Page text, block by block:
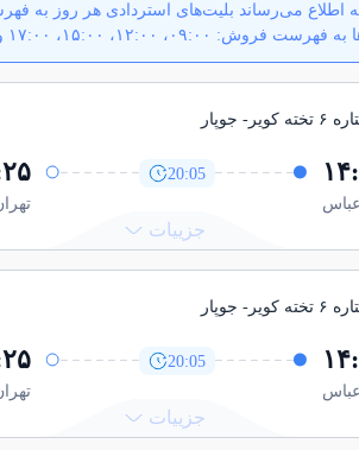
اطلاع می‌رساند بلیت‌های استردادی هر روز
۱۲:۰۰، ۱۵:۰۰، ۱۷:۰۰ و ۱۹:۰۰ هر روز
جزییات
- جوپار
20:05
جزییات
- جوپار
20:05